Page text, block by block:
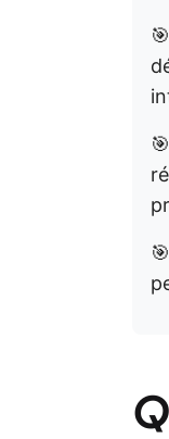
🎯
🎯
🎯